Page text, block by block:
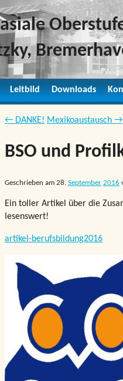
Leitbild Downloads
← DANKE! Mexikoaustausch →
BSO und
Geschrieben am 28. September 2016
Ein toller Artikel über die
lesenswert!
artikel-berufsbildung2016